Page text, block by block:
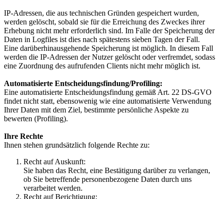
IP-Adressen, die aus technischen Gründen gespeichert wurden,
werden gelöscht, sobald sie für die Erreichung des Zweckes ihrer
Erhebung nicht mehr erforderlich sind. Im Falle der Speicherung der
Daten in Logfiles ist dies nach spätestens sieben Tagen der Fall.
Eine darüberhinausgehende Speicherung ist möglich. In diesem Fall
werden die IP-Adressen der Nutzer gelöscht oder verfremdet, sodass
eine Zuordnung des aufrufenden Clients nicht mehr möglich ist.
Automatisierte Entscheidungsfindung/Profiling:
Eine automatisierte Entscheidungsfindung gemäß Art. 22 DS-GVO
findet nicht statt, ebensowenig wie eine automatisierte Verwendung
Ihrer Daten mit dem Ziel, bestimmte persönliche Aspekte zu
bewerten (Profiling).
Ihre Rech­te
Ihnen stehen grundsätzlich folgende Rechte zu:
Recht auf Auskunft:
Sie haben das Recht, eine Bestätigung darüber zu verlangen,
ob Sie betreffende personenbezogene Daten durch uns
verarbeitet werden.
Recht auf Berichtigung: